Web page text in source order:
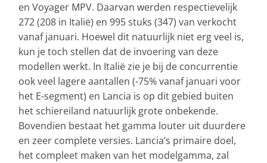
en Voyager MPV. Daarvan werden respectievelijk
272 (208 in Italië) en 995 stuks (347) van verkocht
vanaf januari. Hoewel dit natuurlijk niet erg veel is,
kun je toch stellen dat de invoering van deze
modellen werkt. In Italië zie je bij de concurrentie
ook veel lagere aantallen (-75% vanaf januari voor
het E-segment) en Lancia is op dit gebied buiten
het schiereiland natuurlijk grote onbekende.
Bovendien bestaat het gamma louter uit duurdere
en zeer complete versies. Lancia’s primaire doel,
het compleet maken van het modelgamma, zal